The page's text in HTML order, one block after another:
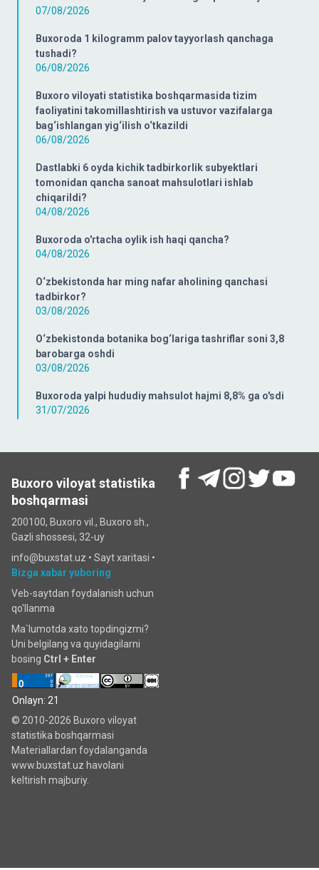
07/08/2026
Buxoroda 1 kilogramm palov tayyorlash qanchaga
tushadi?
06/08/2026
Buxoro viloyati statistika boshqarmasida tizim
faoliyatini takomillashtirish va ustuvor vazifalarga
bag‘ishlangan yig‘ilish o‘tkazildi
06/08/2026
Dastlabki 6 oyda kichik tadbirkorlik subyektlari
tomonidan qancha sanoat mahsulotlari ishlab
chiqarildi?
04/08/2026
Buxoroda o'rtacha oylik ish haqi qancha?
04/08/2026
O‘zbekistonda har ming nafar aholining qanchasi
tadbirkor?
03/08/2026
O‘zbekistonda botanika bog‘lariga tashriflar soni 3,8
barobarga oshdi
03/08/2026
Buxoroda yalpi hududiy mahsulot hajmi 8,8% ga o'sdi
31/07/2026
Buxoro viloyat statistika
boshqarmasi
200100, Buxoro vil., Buxoro sh.,
Gazli shossesi, 32-uy
info@buxstat.uz • Sayt xaritasi •
Bizga xabar yuboring
Veb-saytdan foydalanish uchun
qo'llanma
Ma`lumotda xato topdingizmi?
Uni belgilang va quyidagilarni
bosing Ctrl + Enter
Onlayn: 21
© 2010-2026 Buxoro viloyat
statistika boshqarmasi
Materiallardan foydalanganda
www.buxstat.uz havolani
keltirish majburiy.